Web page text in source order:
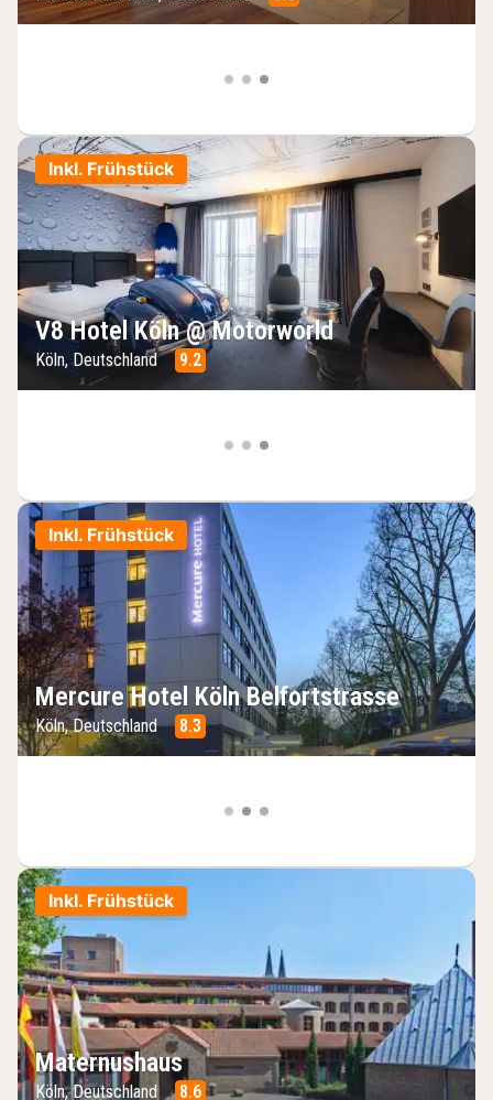
Inkl. Frühstück
V8 Hotel Köln @ Motorworld
Köln, Deutschland 9.2
Inkl. Frühstück
Mercure Hotel Köln Belfortstrasse
Köln, Deutschland 8.3
Inkl. Frühstück
Maternushaus
Köln, Deutschland 8.6